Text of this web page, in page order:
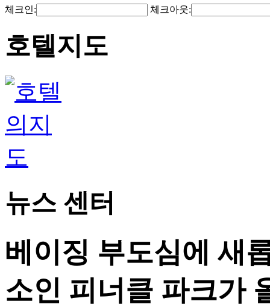
체크인: 체크아웃:
호텔지도
뉴스 센터
베이징 부도심에 새
소인 피너클 파크가